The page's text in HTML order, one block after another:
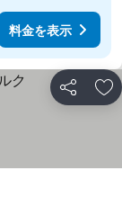
料金を表示
シェア お